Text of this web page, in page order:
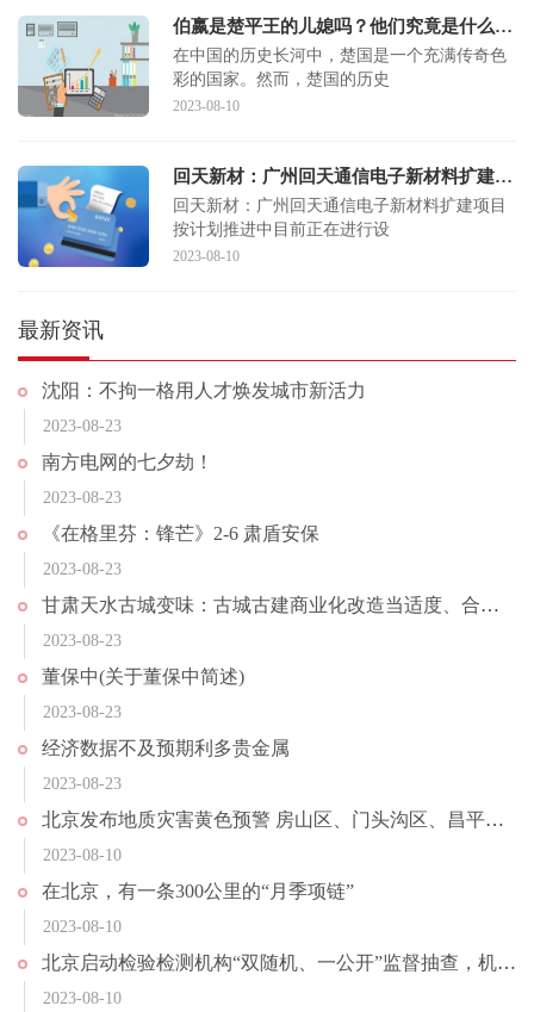
伯嬴是楚平王的儿媳吗？他们究竟是什么关系？
在中国的历史长河中，楚国是一个充满传奇色
彩的国家。然而，楚国的历史
2023-08-10
回天新材：广州回天通信电子新材料扩建项目按计划推进中 目前正在进行设备安装调试及试产工作
回天新材：广州回天通信电子新材料扩建项目
按计划推进中目前正在进行设
2023-08-10
最新资讯
沈阳：不拘一格用人才焕发城市新活力
2023-08-23
南方电网的七夕劫！
2023-08-23
《在格里芬：锋芒》2-6 肃盾安保
2023-08-23
甘肃天水古城变味：古城古建商业化改造当适度、合理丨快评
2023-08-23
董保中(关于董保中简述)
2023-08-23
经济数据不及预期利多贵金属
2023-08-23
北京发布地质灾害黄色预警 房山区、门头沟区、昌平区发生地质灾害风险较高
2023-08-10
在北京，有一条300公里的“月季项链”
2023-08-10
北京启动检验检测机构“双随机、一公开”监督抽查，机动车检验等9个领域系重点
2023-08-10